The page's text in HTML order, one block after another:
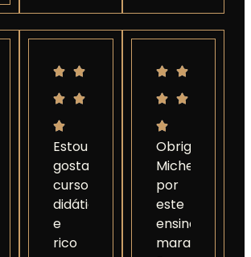
Estou
gostando
curso,
didático
e
rico
Obrigada,
Michel,
por
este
ensinamento
maravilhoso!